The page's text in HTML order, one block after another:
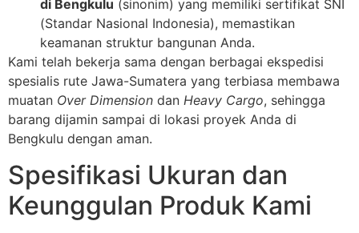
di Bengkulu (sinonim) yang memiliki sertifikat SNI
(Standar Nasional Indonesia), memastikan
keamanan struktur bangunan Anda.
Kami telah bekerja sama dengan berbagai ekspedisi
spesialis rute Jawa-Sumatera yang terbiasa membawa
muatan Over Dimension dan Heavy Cargo, sehingga
barang dijamin sampai di lokasi proyek Anda di
Bengkulu dengan aman.
Spesifikasi Ukuran dan
Keunggulan Produk Kami